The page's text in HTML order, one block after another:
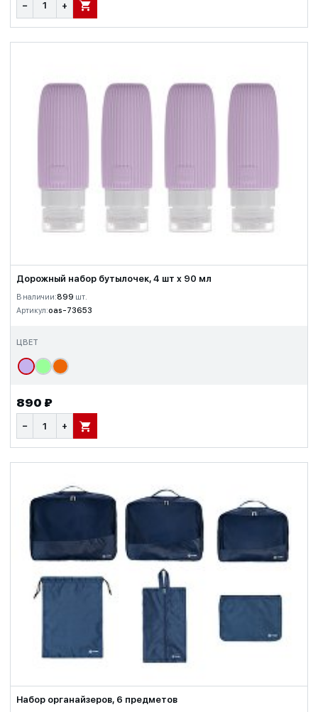
− + В КОРЗИНУ
Дорожный набор бутылочек, 4 шт х 90 мл
В наличии:899 шт.
Артикул:oas-73653
ЦВЕТ
890 ₽
− + В КОРЗИНУ
Набор органайзеров, 6 предметов